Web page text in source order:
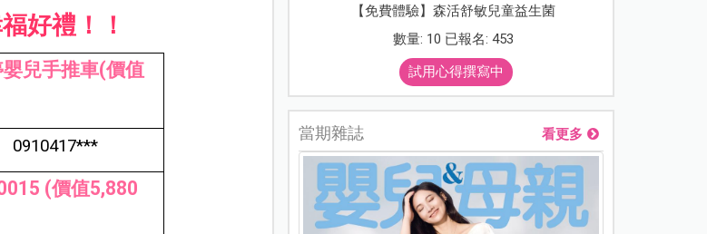
好禮！！
兒手推車(價值
0910417***
(價值5,880
【免費體驗】森活舒敏兒童益生菌
數量: 10 已報名: 453
試用心得撰寫中
當期雜誌 看更多